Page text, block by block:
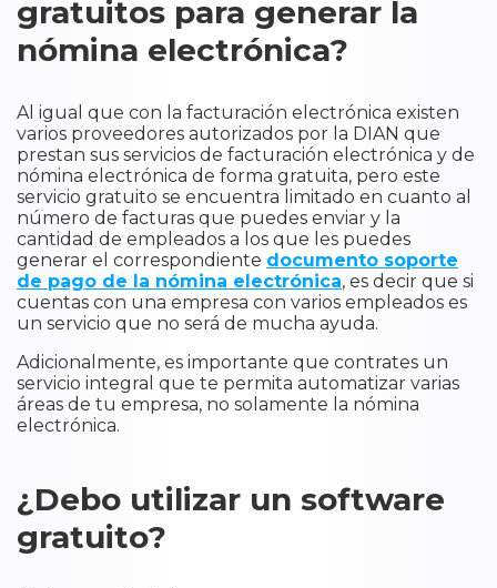
gratuitos para generar la
nómina electrónica?
Al igual que con la facturación electrónica existen
varios proveedores autorizados por la DIAN que
prestan sus servicios de facturación electrónica y de
nómina electrónica de forma gratuita, pero este
servicio gratuito se encuentra limitado en cuanto al
número de facturas que puedes enviar y la
cantidad de empleados a los que les puedes
generar el correspondiente documento soporte
de pago de la nómina electrónica, es decir que si
cuentas con una empresa con varios empleados es
un servicio que no será de mucha ayuda.
Adicionalmente, es importante que contrates un
servicio integral que te permita automatizar varias
áreas de tu empresa, no solamente la nómina
electrónica.
¿Debo utilizar un software
gratuito?